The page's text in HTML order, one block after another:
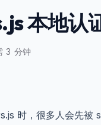
本地认
3 分钟
时，很多人会先被